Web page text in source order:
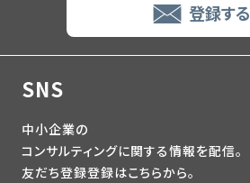
登録する
SNS
中小企業の
コンサルティングに関する情報を配信。
友だち登録登録はこちらから。